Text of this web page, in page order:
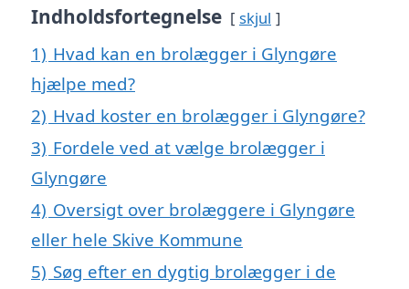
Indholdsfortegnelse skjul
1) Hvad kan en brolægger i Glyngøre
hjælpe med?
2) Hvad koster en brolægger i Glyngøre?
3) Fordele ved at vælge brolægger i
Glyngøre
4) Oversigt over brolæggere i Glyngøre
eller hele Skive Kommune
5) Søg efter en dygtig brolægger i de